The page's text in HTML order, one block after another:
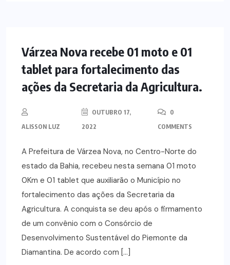
NOTÍCIAS
Várzea Nova recebe 01 moto e 01
tablet para fortalecimento das
ações da Secretaria da Agricultura.
ALISSON LUZ
OUTUBRO 17,
2022
0
COMMENTS
A Prefeitura de Várzea Nova, no Centro-Norte do
estado da Bahia, recebeu nesta semana 01 moto
0Km e 01 tablet que auxiliarão o Município no
fortalecimento das ações da Secretaria da
Agricultura. A conquista se deu após o firmamento
de um convênio com o Consórcio de
Desenvolvimento Sustentável do Piemonte da
Diamantina. De acordo com […]